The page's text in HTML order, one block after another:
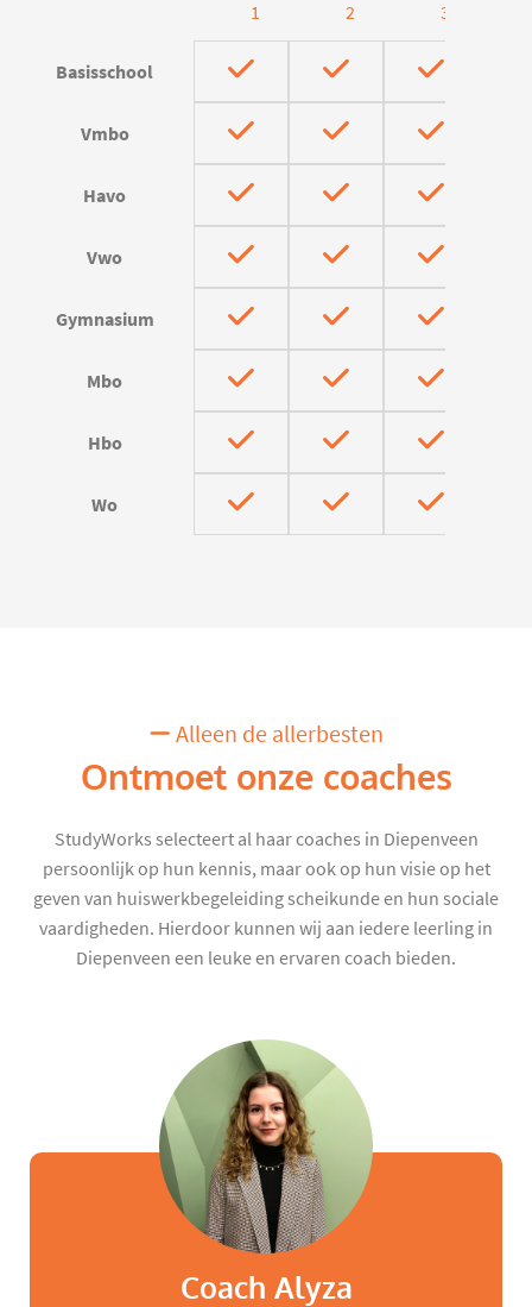
1
2
3
Basisschool
Vmbo
Havo
Vwo
Gymnasium
Mbo
Hbo
Wo
Alleen de allerbesten
Ontmoet onze coaches
StudyWorks selecteert al haar coaches in Diepenveen
persoonlijk op hun kennis, maar ook op hun visie op het
geven van huiswerkbegeleiding scheikunde en hun sociale
vaardigheden. Hierdoor kunnen wij aan iedere leerling in
Diepenveen een leuke en ervaren coach bieden.
Coach Alyza